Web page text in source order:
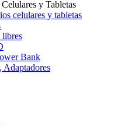
y Tabletas
celulares y tabletas
libres
Bank
Adaptadores